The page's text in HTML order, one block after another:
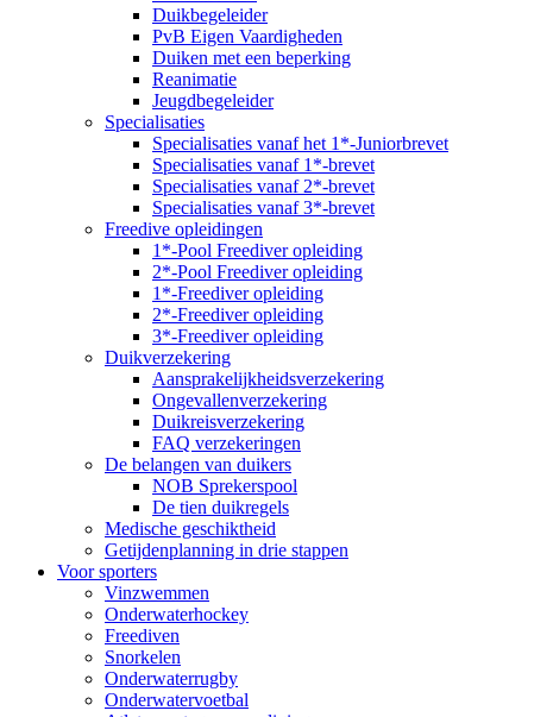
Duikbegeleider
PvB Eigen Vaardigheden
Duiken met een beperking
Reanimatie
Jeugdbegeleider
Specialisaties
Specialisaties vanaf het 1*-Juniorbrevet
Specialisaties vanaf 1*-brevet
Specialisaties vanaf 2*-brevet
Specialisaties vanaf 3*-brevet
Freedive opleidingen
1*-Pool Freediver opleiding
2*-Pool Freediver opleiding
1*-Freediver opleiding
2*-Freediver opleiding
3*-Freediver opleiding
Duikverzekering
Aansprakelijkheidsverzekering
Ongevallenverzekering
Duikreisverzekering
FAQ verzekeringen
De belangen van duikers
NOB Sprekerspool
De tien duikregels
Medische geschiktheid
Getijdenplanning in drie stappen
Voor sporters
Vinzwemmen
Onderwaterhockey
Freediven
Snorkelen
Onderwaterrugby
Onderwatervoetbal